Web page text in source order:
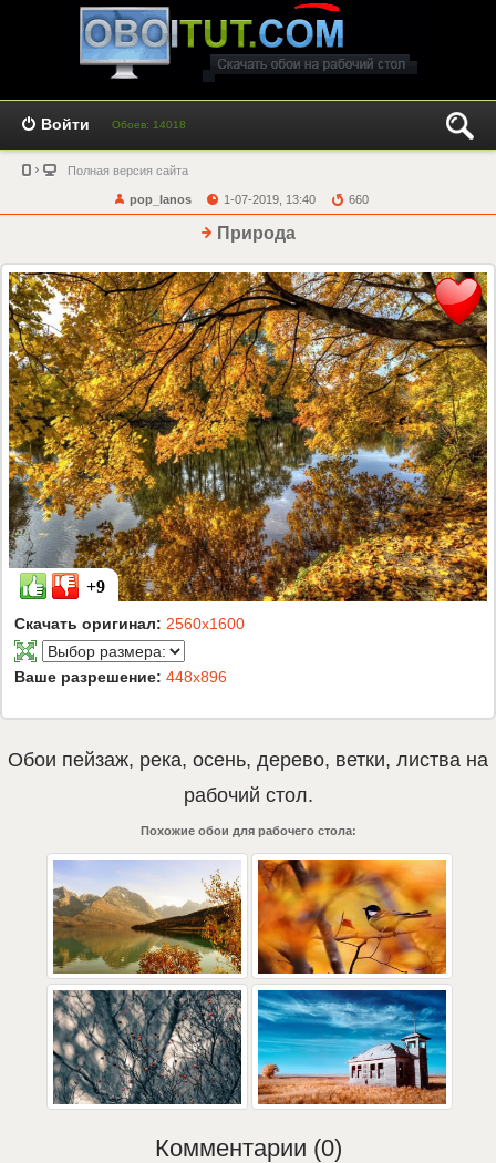
Войти Обоев: 14018
Полная версия сайта
pop_lanos 1-07-2019, 13:40 660
Природа
+9
Скачать оригинал: 2560x1600
Ваше разрешение: 448x896
Обои пейзаж, река, осень, дерево, ветки, листва на
рабочий стол.
Похожие обои для рабочего стола:
Комментарии (0)